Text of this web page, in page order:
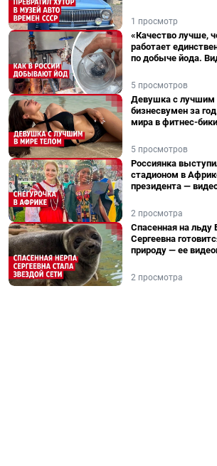
1 просмотр
«Качество лучше,
работает
по добыче йода.
5 просмотров
Девушка с лучшим
бизнесвумен за
мира в фитнес-
5 просмотров
Россиянка
стадионом в
президента —
2 просмотра
Спасенная на льду
Сергеевна
природу — ее
2 просмотра